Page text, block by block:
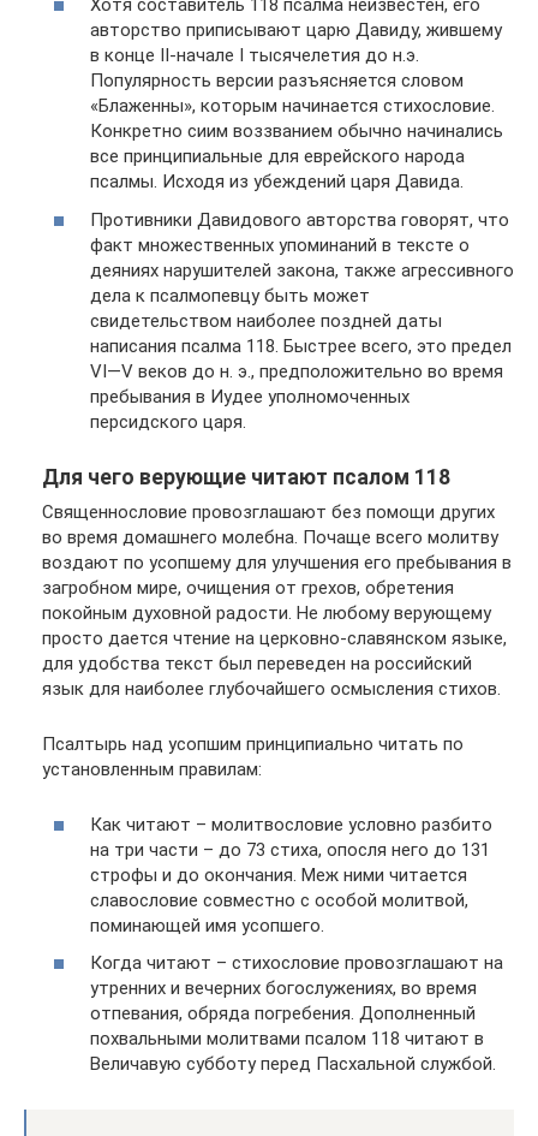
Хотя составитель 118 псалма неизвестен, его
авторство приписывают царю Давиду, жившему
в конце II-начале I тысячелетия до н.э.
Популярность версии разъясняется словом
«Блаженны», которым начинается стихословие.
Конкретно сиим воззванием обычно начинались
все принципиальные для еврейского народа
псалмы. Исходя из убеждений царя Давида.
Противники Давидового авторства говорят, что
факт множественных упоминаний в тексте о
деяниях нарушителей закона, также агрессивного
дела к псалмопевцу быть может
свидетельством наиболее поздней даты
написания псалма 118. Быстрее всего, это предел
VI—V веков до н. э., предположительно во время
пребывания в Иудее уполномоченных
персидского царя.
Для чего верующие читают псалом 118
Священнословие провозглашают без помощи других
во время домашнего молебна. Почаще всего молитву
воздают по усопшему для улучшения его пребывания в
загробном мире, очищения от грехов, обретения
покойным духовной радости. Не любому верующему
просто дается чтение на церковно-славянском языке,
для удобства текст был переведен на российский
язык для наиболее глубочайшего осмысления стихов.
Псалтырь над усопшим принципиально читать по
установленным правилам:
Как читают – молитвословие условно разбито
на три части – до 73 стиха, опосля него до 131
строфы и до окончания. Меж ними читается
славословие совместно с особой молитвой,
поминающей имя усопшего.
Когда читают – стихословие провозглашают на
утренних и вечерних богослужениях, во время
отпевания, обряда погребения. Дополненный
похвальными молитвами псалом 118 читают в
Величавую субботу перед Пасхальной службой.